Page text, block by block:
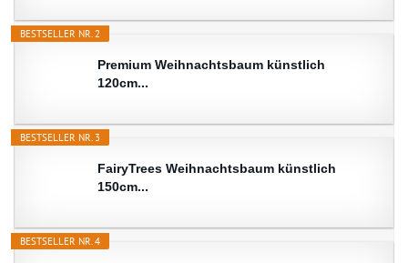
BESTSELLER NR. 2
Premium Weihnachtsbaum künstlich
120cm...
BESTSELLER NR. 3
FairyTrees Weihnachtsbaum künstlich
150cm...
BESTSELLER NR. 4